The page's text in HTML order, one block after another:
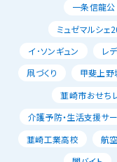
一条信龍公
ミュゼマルシェ
イ･ソンギュン
レ
凧づくり
甲斐上野
韮崎市おせち
介護予防・生活支援サ
韮崎工業高校
航